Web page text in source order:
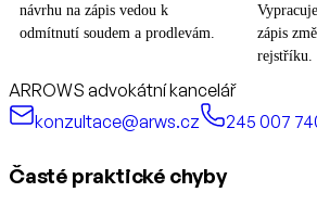
návrhu na zápis vedou k
odmítnutí soudem a prodlevám.
zápis
rejstříku.
ARROWS advokátní kancelář
konzultace@arws.cz
245 007
Časté praktické chyby